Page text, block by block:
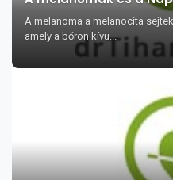
A melanoma a melanocita
amely a bőrön kívü...